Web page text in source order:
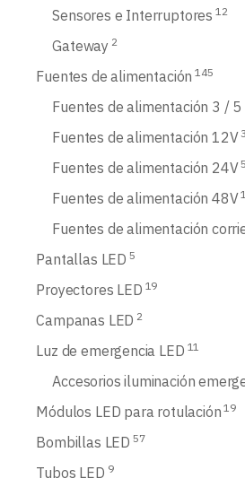
Sensores e Interruptores 12
Gateway 2
Fuentes de alimentación 145
Fuentes de alimentación 3 / 5
Fuentes de alimentación 12V
Fuentes de alimentación 24V
Fuentes de alimentación 48V
Fuentes de alimentación
Pantallas LED 5
Proyectores LED 19
Campanas LED 2
Luz de emergencia LED 11
Accesorios iluminación
Módulos LED para rotulación 19
Bombillas LED 57
Tubos LED 9